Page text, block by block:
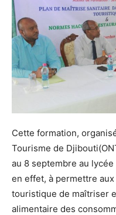
Cette formation,
Tourisme de
au 8 septembre au
en effet, à permettre
touristique de maîtriser
alimentaire des